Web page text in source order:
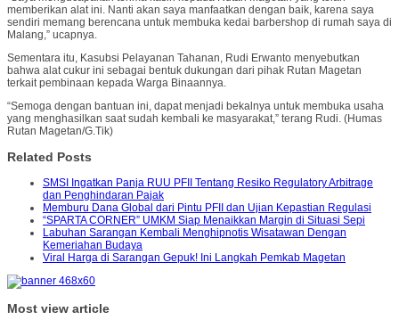
memberikan alat ini. Nanti akan saya manfaatkan dengan baik, karena saya
sendiri memang berencana untuk membuka kedai barbershop di rumah saya di
Malang,” ucapnya.
Sementara itu, Kasubsi Pelayanan Tahanan, Rudi Erwanto menyebutkan
bahwa alat cukur ini sebagai bentuk dukungan dari pihak Rutan Magetan
terkait pembinaan kepada Warga Binaannya.
“Semoga dengan bantuan ini, dapat menjadi bekalnya untuk membuka usaha
yang menghasilkan saat sudah kembali ke masyarakat,” terang Rudi. (Humas
Rutan Magetan/G.Tik)
Related Posts
SMSI Ingatkan Panja RUU PFII Tentang Resiko Regulatory Arbitrage
dan Penghindaran Pajak
Memburu Dana Global dari Pintu PFII dan Ujian Kepastian Regulasi
“SPARTA CORNER” UMKM Siap Menaikkan Margin di Situasi Sepi
Labuhan Sarangan Kembali Menghipnotis Wisatawan Dengan
Kemeriahan Budaya
Viral Harga di Sarangan Gepuk! Ini Langkah Pemkab Magetan
Most view article